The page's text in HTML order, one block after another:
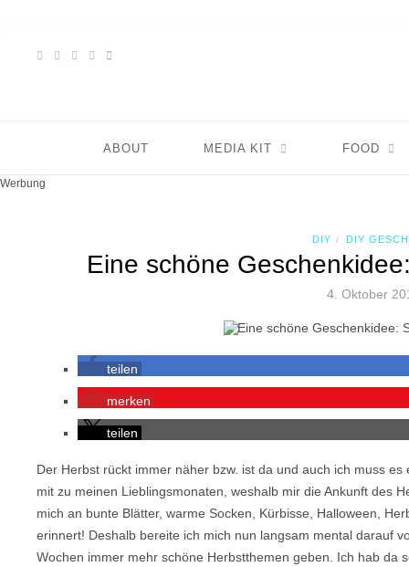
ABOUT MEDIA KIT FOOD
Werbung
DIY / DIY
Eine schöne
4. Oktober
teilen
merken
teilen
Der Herbst rückt immer näher bzw. ist da und auch ich muss
mit zu meinen Lieblingsmonaten, weshalb mir die Ankunft des
mich an bunte Blätter, warme Socken, Kürbisse, Halloween,
erinnert! Deshalb bereite ich mich nun langsam mental darauf
Wochen immer mehr schöne Herbstthemen geben. Ich hab da